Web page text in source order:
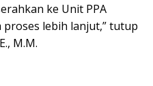
ke Unit PPA
lebih lanjut,” tutup
M.M.